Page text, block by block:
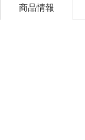
商品情報